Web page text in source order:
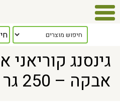
> גינסנג קוריאני אדום שורש אבקה –
גינסנג
אבקה – 250 גר